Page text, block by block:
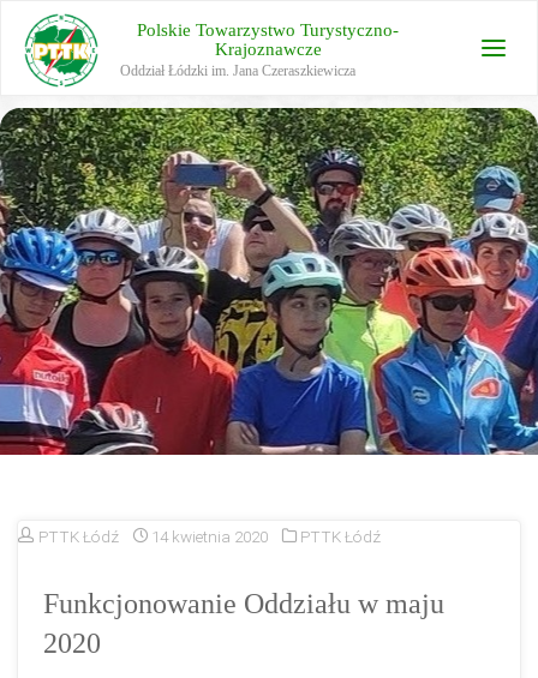
Polskie Towarzystwo Turystyczno-
Krajoznawcze
Oddział Łódzki im. Jana Czeraszkiewicza
PTTK Łódź 14 kwietnia 2020 PTTK Łódź
Funkcjonowanie Oddziału w maju
2020